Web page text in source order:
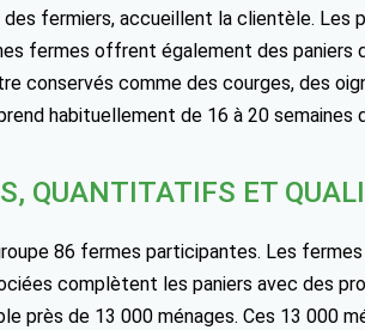
fermiers, accueillent la clientèle. Les
fermes offrent également des paniers
conservés comme des courges, des
habituellement de 16 à 20 semaines
QUANTITATIFS ET
86 fermes participantes. Les
complètent les paniers avec des
près de 13 000 ménages. Ces 13 000